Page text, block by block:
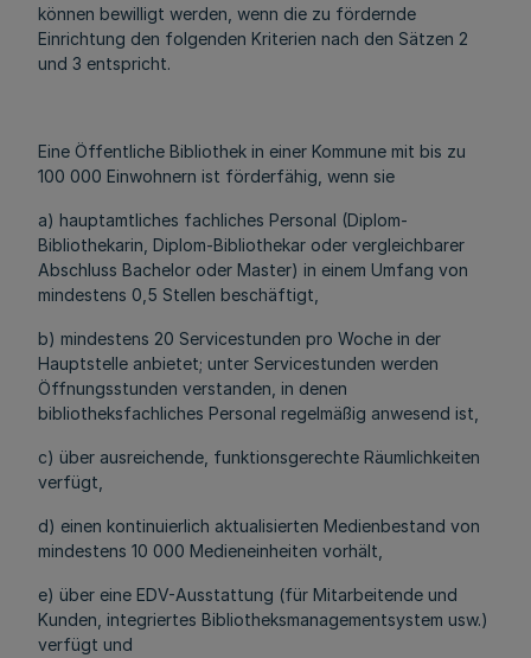
können bewilligt werden, wenn die zu fördernde
Einrichtung den folgenden Kriterien nach den Sätzen 2
und 3 entspricht.
Eine Öffentliche Bibliothek in einer Kommune mit bis zu
100 000 Einwohnern ist förderfähig, wenn sie
a) hauptamtliches fachliches Personal (Diplom-
Bibliothekarin, Diplom-Bibliothekar oder vergleichbarer
Abschluss Bachelor oder Master) in einem Umfang von
mindestens 0,5 Stellen beschäftigt,
b) mindestens 20 Servicestunden pro Woche in der
Hauptstelle anbietet; unter Servicestunden werden
Öffnungsstunden verstanden, in denen
bibliotheksfachliches Personal regelmäßig anwesend ist,
c) über ausreichende, funktionsgerechte Räumlichkeiten
verfügt,
d) einen kontinuierlich aktualisierten Medienbestand von
mindestens 10 000 Medieneinheiten vorhält,
e) über eine EDV-Ausstattung (für Mitarbeitende und
Kunden, integriertes Bibliotheksmanagementsystem usw.)
verfügt und